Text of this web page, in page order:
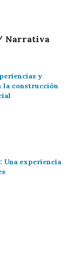
Narrativa
y
la construcción
Una experiencia